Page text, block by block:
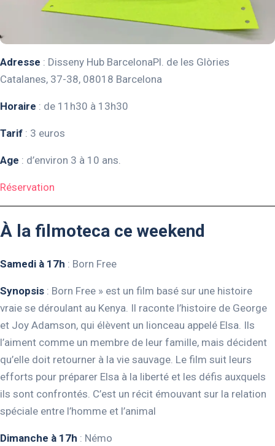
Adresse : Disseny Hub BarcelonaPl. de les Glòries
Catalanes, 37-38, 08018 Barcelona
Horaire : de 11h30 à 13h30
Tarif : 3 euros
Age : d’environ 3 à 10 ans.
Réservation
À la filmoteca ce weekend
Samedi à 17h : Born Free
Synopsis : Born Free » est un film basé sur une histoire
vraie se déroulant au Kenya. Il raconte l’histoire de George
et Joy Adamson, qui élèvent un lionceau appelé Elsa. Ils
l’aiment comme un membre de leur famille, mais décident
qu’elle doit retourner à la vie sauvage. Le film suit leurs
efforts pour préparer Elsa à la liberté et les défis auxquels
ils sont confrontés. C’est un récit émouvant sur la relation
spéciale entre l’homme et l’animal
Dimanche à 17h : Némo